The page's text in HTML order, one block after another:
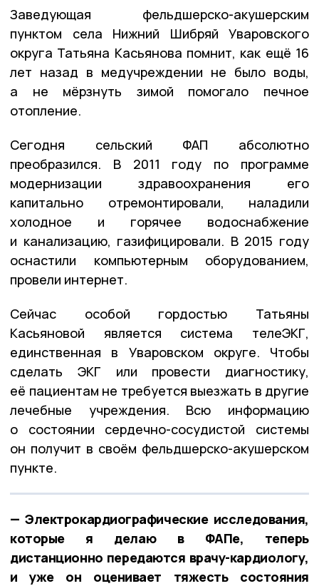
Заведующая фельдшерско-акушерским
пунктом села Нижний Шибряй Уваровского
округа Татьяна Касьянова помнит, как ещё 16
лет назад в медучреждении не было воды,
а не мёрзнуть зимой помогало печное
отопление.
Сегодня сельский ФАП абсолютно
преобразился. В 2011 году по программе
модернизации здравоохранения его
капитально отремонтировали, наладили
холодное и горячее водоснабжение
и канализацию, газифицировали. В 2015 году
оснастили компьютерным оборудованием,
провели интернет.
Сейчас особой гордостью Татьяны
Касьяновой является система телеЭКГ,
единственная в Уваровском округе. Чтобы
сделать ЭКГ или провести диагностику,
её пациентам не требуется выезжать в другие
лечебные учреждения. Всю информацию
о состоянии сердечно-сосудистой системы
он получит в своём фельдшерско-акушерском
пункте.
— Электрокардиографические исследования,
которые я делаю в ФАПе, теперь
дистанционно передаются врачу-кардиологу,
и уже он оценивает тяжесть состояния